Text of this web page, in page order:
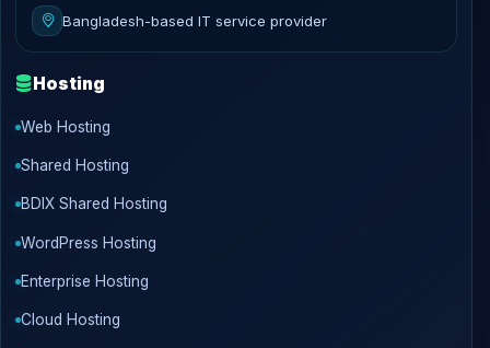
Bangladesh-based IT service provider
Hosting
Web Hosting
Shared Hosting
BDIX Shared Hosting
WordPress Hosting
Enterprise Hosting
Cloud Hosting